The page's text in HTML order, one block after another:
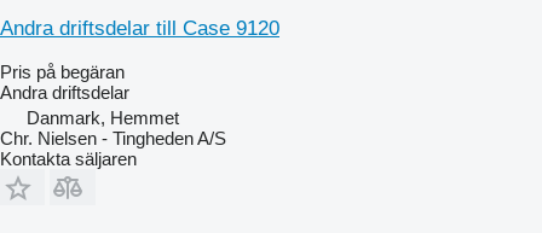
Andra driftsdelar till Case 9120
Pris på begäran
Andra driftsdelar
Danmark, Hemmet
Chr. Nielsen - Tingheden A/S
Kontakta säljaren